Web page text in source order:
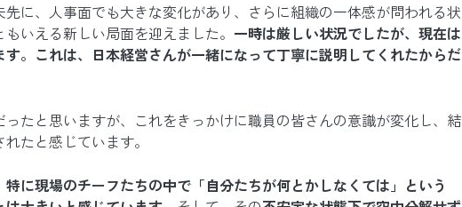
に、人事面でも大きな変化があり、さらに組織の一体感が問われる状
いえる新しい局面を迎えました。 一時は厳しい状況でしたが、現在は
。これは、日本経営さんが一緒になって丁寧に説明してくれたからだ
たと思いますが、これをきっかけに職員の皆さんの意識が変化し、結
たと感じています。
特に現場のチーフたちの中で「自分たちが何とかしなくては」という